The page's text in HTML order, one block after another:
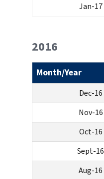
Jan-17
2016
Month/Year
Dec-16
Nov-16
Oct-16
Sept-16
Aug-16